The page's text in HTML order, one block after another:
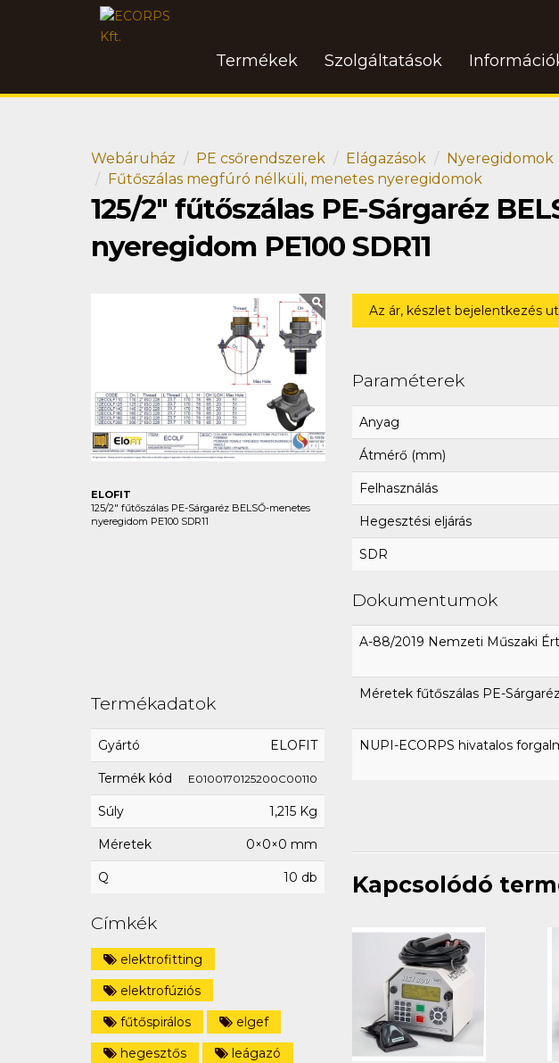
Termékek Szolgáltatások
Webáruház PE csőrendszerek Elágazások
Nyeregidomok
Fűtőszálas megfúró nélküli, menetes nyeregidomok
125/2" fűtőszálas PE-Sárgaréz
nyeregidom PE100 SDR11
ELOFIT
125/2" fűtőszálas PE-Sárgaréz BELSŐ-menetes
nyeregidom PE100 SDR11
Az ár, készlet bejelentkezés
Paraméterek
Anyag
Átmérő (mm)
Felhasználás
Hegesztési eljárás
SDR
Dokumentumok
A-88/2019 Nemzeti Műszaki
Méretek fűtőszálas PE-
NUPI-ECORPS hivatalos
Termékadatok
Gyártó ELOFIT
Termék kód E0100170125200C00110
Súly 1,215 Kg
Méretek 0×0×0 mm
Q 10 db
Címkék
elektrofitting
elektrofúziós
fűtőspirálos
elgef
hegesztős
leágazó
Kapcsolódó